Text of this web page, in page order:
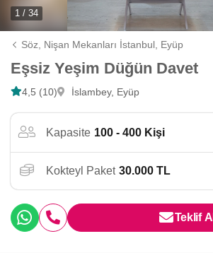
1 / 34
Söz, Nişan Mekanları İstanbul, Eyüp
Eşsiz Yeşim Düğün Davet
4,5 (10) İslambey, Eyüp
Kapasite 100 - 400 Kişi
Kokteyl Paket 30.000 TL
Teklif Al